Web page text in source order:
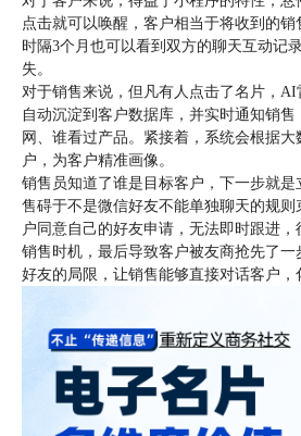
点击就可以唤醒，客户相当于将收到的
时隔3个月也可以看到双方的聊天互动记
失。
对于销售来说，但凡有人点击了名片，AI
自动沉淀到客户数据库，并实时通知销
网、谁看过产品。紧接着，系统会根据
户，为客户精准画像。
销售员知道了谁是目标客户，下一步就
售碍于不是微信好友不能单独聊天的规
户同意自己的好友申请，无法即时跟进
销售时机，最后导致客户被友商抢先了
好友的局限，让销售能够直接对话客户，